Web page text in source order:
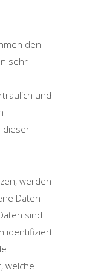
den
sehr
und
dieser
werden
Daten
sind
identifiziert
welche